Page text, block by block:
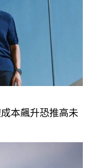
本飆升恐推高未